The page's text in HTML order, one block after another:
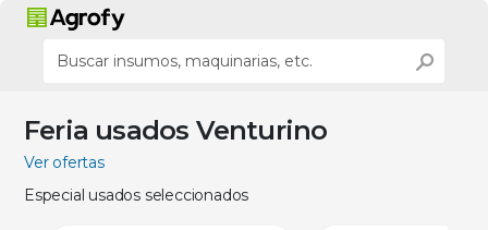
Feria usados Venturino
Ver ofertas
Especial usados seleccionados